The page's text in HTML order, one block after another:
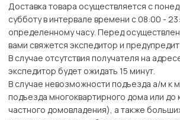
Доставка товара осуществляется с
субботу в интервале времени с 08:00 -
определенному часу. Перед
вами свяжется экспедитор и
В случае отсутствия получателя на
экспедитор будет ожидать 15 минут.
В случае невозможности подъезда а/м к
подъезда многоквартирного дома или до
частного домовладения), а также